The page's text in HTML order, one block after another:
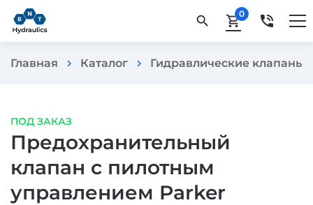
search shopping_cart0 phone_in_talk
Главная chevron_right Каталог chevron_right Гидравлические клапаны
ПОД ЗАКАЗ
Предохранительный
клапан с пилотным
управлением Parker